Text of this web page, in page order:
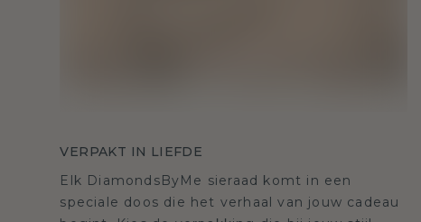
VERPAKT IN LIEFDE
Elk DiamondsByMe sieraad komt in een
speciale doos die het verhaal van jouw cadeau